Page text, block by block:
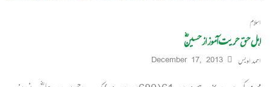
اسلام
اہل حق حریت آموز از حسینؓ
احمد اویس December 17, 2013